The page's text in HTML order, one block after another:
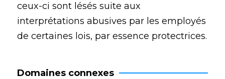
ceux-ci sont lésés suite aux
interprétations abusives par les employés
de certaines lois, par essence protectrices.
Domaines connexes